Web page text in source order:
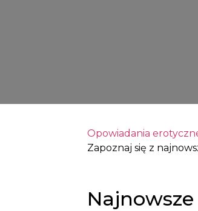
Opowiadania
Zapoznaj się z